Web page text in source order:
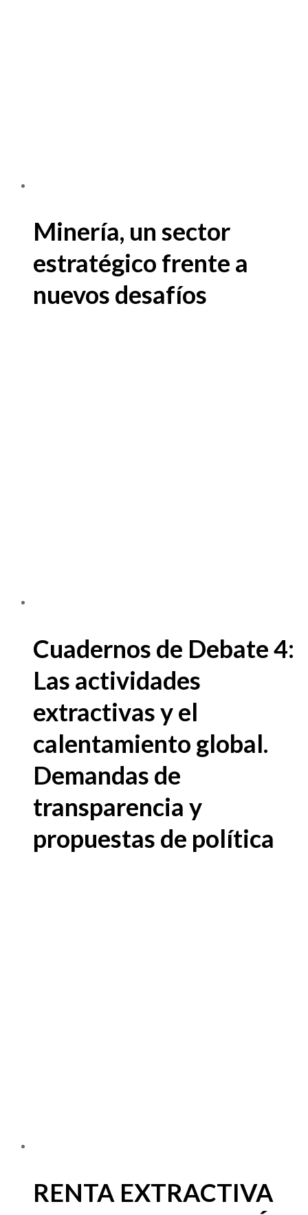
Minería, un sector
estratégico frente a
nuevos desafíos
Cuadernos de Debate 4:
Las actividades
extractivas y el
calentamiento global.
Demandas de
transparencia y
propuestas de política
RENTA EXTRACTIVA